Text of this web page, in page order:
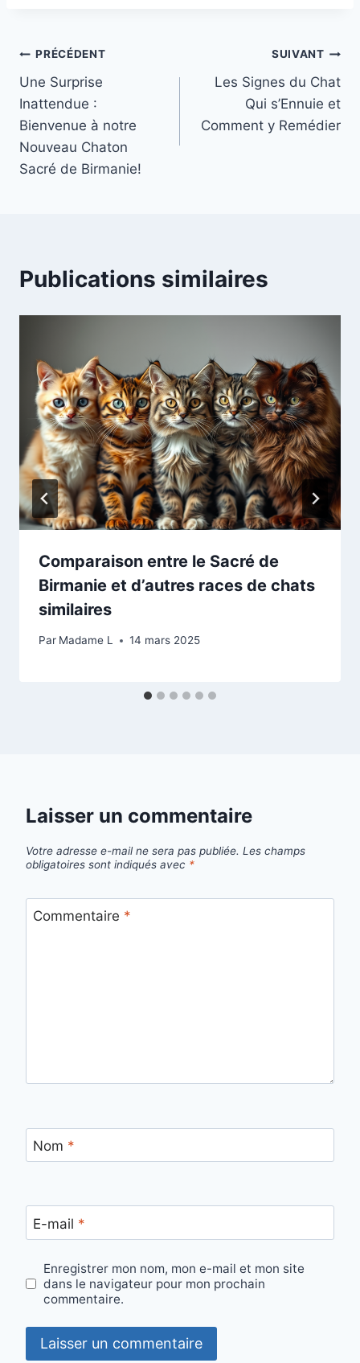
k
Navigation
de
l’article
PRÉCÉDENT
Une Surprise
Inattendue :
Bienvenue à notre
Nouveau Chaton
Sacré de Birmanie!
SUIVANT
Les Signes du Chat
Qui s’Ennuie et
Comment y Remédier
Publications similaires
Comparaison entre le Sacré de
Birmanie et d’autres races de chats
similaires
Par Madame L 14 mars 2025
Laisser un commentaire
Votre adresse e-mail ne sera pas publiée. Les champs
obligatoires sont indiqués avec *
Commentaire *
Nom *
E-mail *
Enregistrer mon nom, mon e-mail et mon site
dans le navigateur pour mon prochain
commentaire.